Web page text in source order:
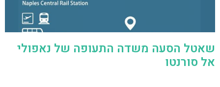
שאטל הסעה משדה התעופה של נאפולי
אל סורנטו